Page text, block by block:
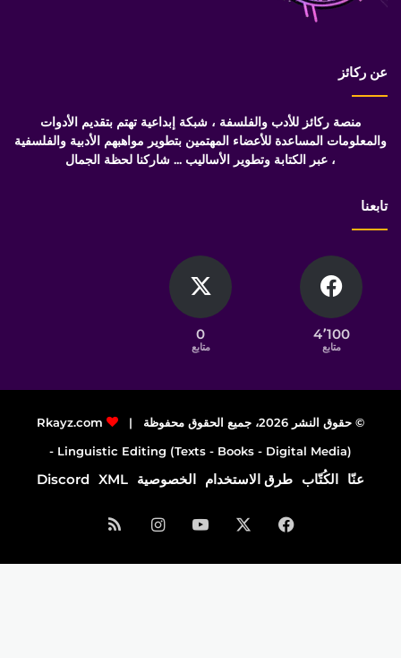
عن ركائز
منصة ركائز للأدب والفلسفة ، شبكة إبداعية تهتم بتقديم الأدوات
والمعلومات المساعدة للأعضاء المهتمين بتطوير مواهبهم الأدبية والفلسفية
، عبر الكتابة وتطوير الأساليب ... شاركنا لحظة الجمال
تابعنا
4٬100
متابع
0
متابع
© حقوق النشر 2026، جميع الحقوق محفوظة |
Rkayz.com
Linguistic Editing (Texts - Books - Digital Media) -
عنّا الكُتّاب طرق الاستخدام الخصوصية XML
Discord
فيسبوك ‫YouTubeانستقرامملخص
الموقع